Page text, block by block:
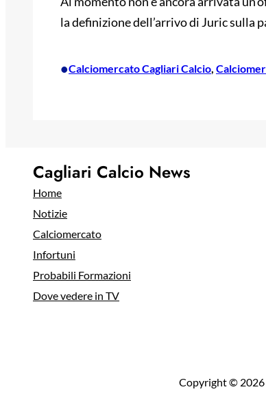
la definizione dell’arrivo di Juric sulla
•Calciomercato Cagliari Calcio,
Cagliari Calcio News
Home
Notizie
Calciomercato
Infortuni
Probabili Formazioni
Dove vedere in TV
Copyright © 2026